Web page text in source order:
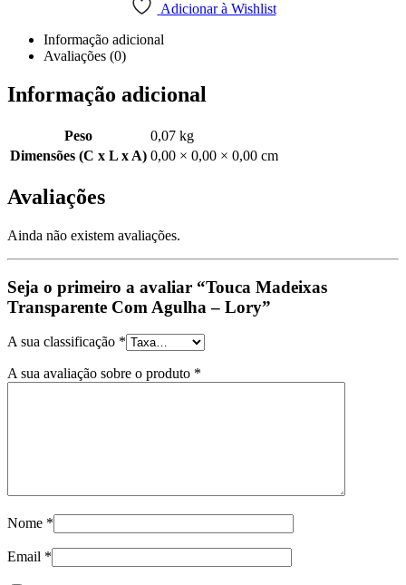
Adicionar à Wishlist
Informação adicional
Avaliações (0)
Informação adicional
Peso
0,07 kg
Dimensões (C x L x A) 0,00 × 0,00 × 0,00 cm
Avaliações
Ainda não existem avaliações.
Seja o primeiro a avaliar “Touca Madeixas
Transparente Com Agulha – Lory”
A sua classificação *
A sua avaliação sobre o produto *
Nome *
Email *